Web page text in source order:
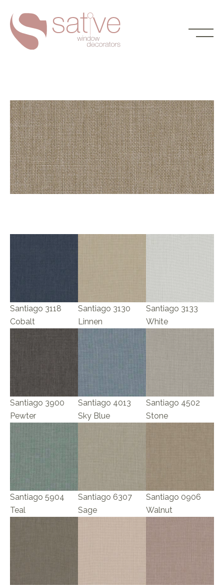
Santiago 3118
Cobalt
Santiago 3130
Linnen
Santiago 3133
White
Santiago 3900
Pewter
Santiago 4013
Sky Blue
Santiago 4502
Stone
Santiago 5904
Teal
Santiago 6307
Sage
Santiago 0906
Walnut